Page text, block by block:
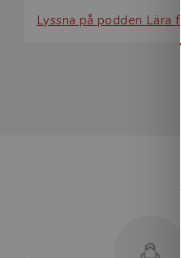
Lyssna på podden Lära